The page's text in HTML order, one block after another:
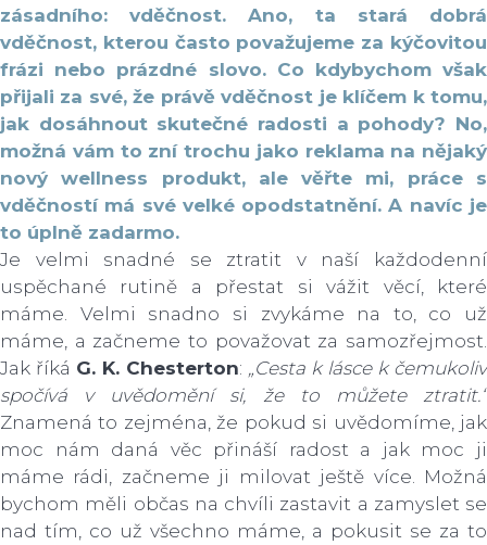
zásadního: vděčnost. Ano, ta stará dobrá
vděčnost, kterou často považujeme za kýčovitou
frázi nebo prázdné slovo. Co kdybychom však
přijali za své, že právě vděčnost je klíčem k tomu,
jak dosáhnout skutečné radosti a pohody? No,
možná vám to zní trochu jako reklama na nějaký
nový wellness produkt, ale věřte mi, práce s
vděčností má své velké opodstatnění. A navíc je
to úplně zadarmo.
Je velmi snadné se ztratit v naší každodenní
uspěchané rutině a přestat si vážit věcí, které
máme. Velmi snadno si zvykáme na to, co už
máme, a začneme to považovat za samozřejmost.
Jak říká G. K. Chesterton: „Cesta k lásce k čemukoliv
spočívá v uvědomění si, že to můžete ztratit.“
Znamená to zejména, že pokud si uvědomíme, jak
moc nám daná věc přináší radost a jak moc ji
máme rádi, začneme ji milovat ještě více. Možná
bychom měli občas na chvíli zastavit a zamyslet se
nad tím, co už všechno máme, a pokusit se za to